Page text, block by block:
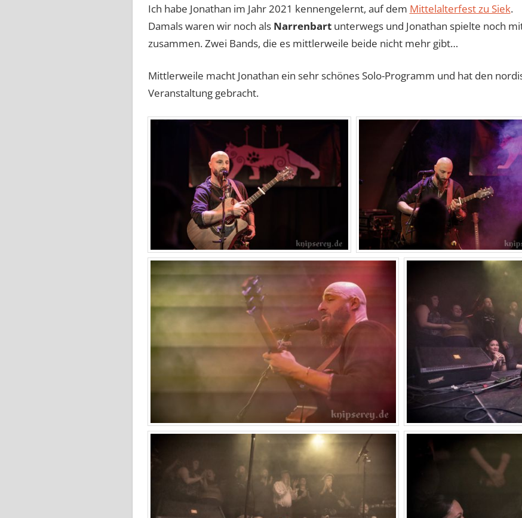
Ich habe Jonathan im Jahr 2021 kennengelernt, auf dem Mittelalterfest zu Siek.
Damals waren wir noch als Narrenbartunterwegs und Jonathan spielte noch
zusammen. Zwei Bands, die es mittlerweile beide nicht mehr gibt…
Mittlerweile macht Jonathan ein sehr schönes Solo-Programm und hat den
Veranstaltung gebracht.